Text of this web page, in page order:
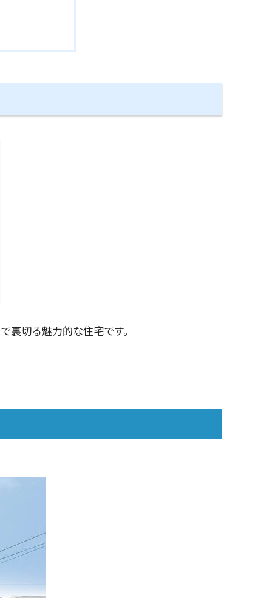
切る魅力的な住宅です。